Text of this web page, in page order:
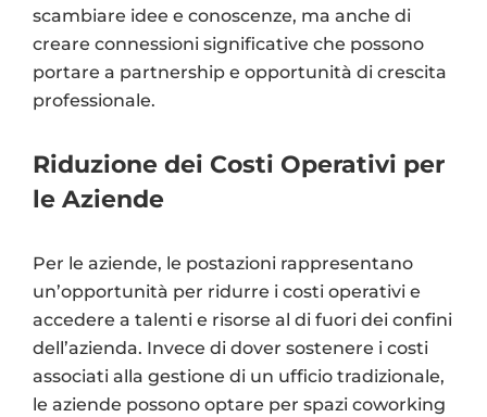
scambiare idee e conoscenze, ma anche di
creare connessioni significative che possono
portare a partnership e opportunità di crescita
professionale.
Riduzione dei Costi Operativi per
le Aziende
Per le aziende, le postazioni rappresentano
un’opportunità per ridurre i costi operativi e
accedere a talenti e risorse al di fuori dei confini
dell’azienda. Invece di dover sostenere i costi
associati alla gestione di un ufficio tradizionale,
le aziende possono optare per spazi coworking